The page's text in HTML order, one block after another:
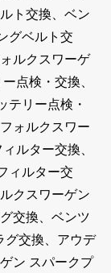
ト交換、ベン
グベルト交
ルクスワーゲ
点検・交換、
テリー点検・
ォルクスワー
ルター交換、
ィルター交
クスワーゲン
交換、ベンツ
グ交換、アウデ
ン スパークプ